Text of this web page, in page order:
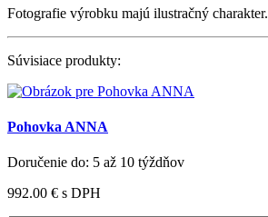
Fotografie výrobku majú ilustračný charakter.
Súvisiace produkty:
Pohovka ANNA
Doručenie do: 5 až 10 týždňov
992.00 € s DPH